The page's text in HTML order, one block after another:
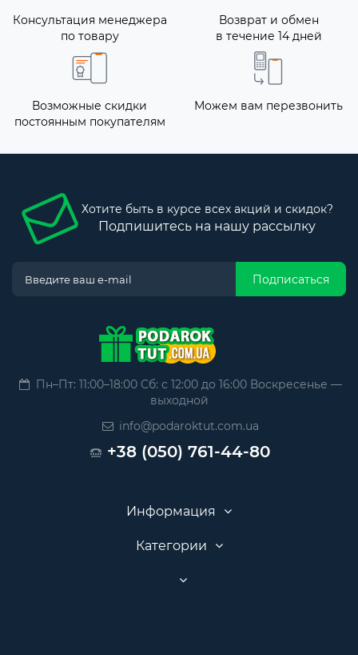
Консультация менеджера
по товару
Возврат и обмен
в течение 14 дней
Возможные скидки
постоянным покупателям
Можем вам перезвонить
Хотите быть в курсе всех акций и скидок?
Подпишитесь на нашу рассылку
Подписаться
Пн–Пт: 11:00–18:00 Сб: с 12:00 до 16:00 Воскресенье —
выходной
info@podaroktut.com.ua
+38 (050) 761-44-80
Информация
Категории